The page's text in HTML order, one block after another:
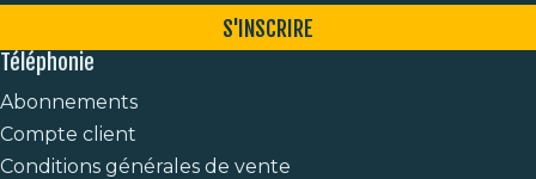
S'INSCRIRE
Téléphonie
Abonnements
Compte client
Conditions générales de vente